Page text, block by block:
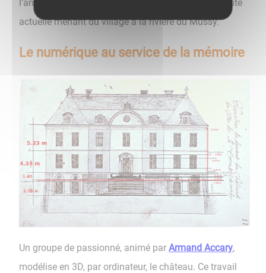
l’ancien château qui culminait, en dessous de la route
actuelle menant du village à la rivière du Mussy.
Le numérique au service de la mémoire
Un groupe de passionné, animé par Armand Accary,
modélise en 3D, par ordinateur, le château. Ce travail